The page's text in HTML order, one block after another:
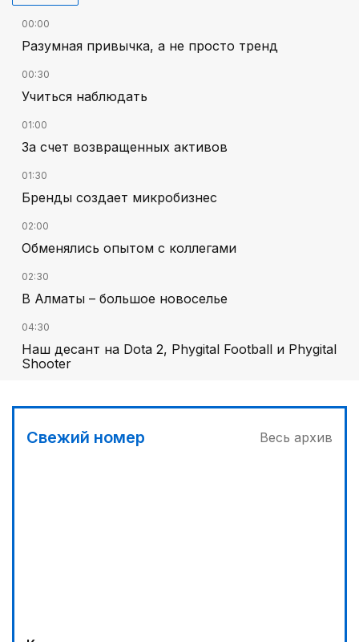
00:00
Разумная привычка, а не просто тренд
00:30
Учиться наблюдать
01:00
За счет возвращенных активов
01:30
Бренды создает микробизнес
02:00
Обменялись опытом с коллегами
02:30
В Алматы – большое новоселье
04:30
Наш десант на Dota 2, Phygital Football и Phygital
Shooter
Вычислен последний фигурант «титанового»
дела
Свежий номер Весь архив